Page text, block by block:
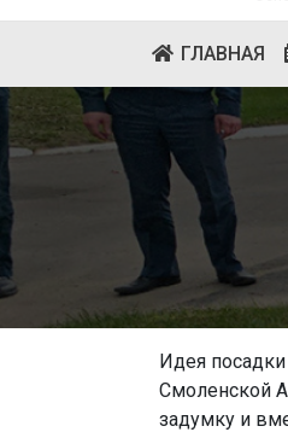
ГЛАВНАЯ
Идея
Смоленской
задумку и